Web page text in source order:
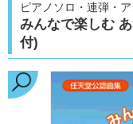
ピアノソロ・連弾・
みんなで楽しむ
付)